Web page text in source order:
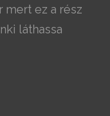
ez a rész
láthassa